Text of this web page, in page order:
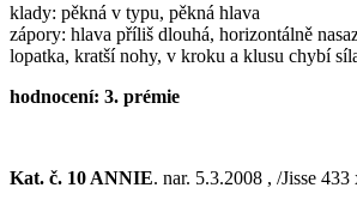
klady: pěkná v typu, pěkná hlava
zápory: hlava příliš dlouhá, horizontálně
lopatka, kratší nohy, v kroku a klusu chybí
hodnocení: 3. prémie
Kat. č. 10 ANNIE. nar. 5.3.2008 , /Jisse